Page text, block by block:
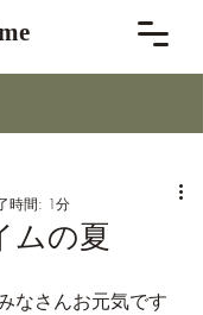
ムの夏
時間: 1分
なさんお元気です